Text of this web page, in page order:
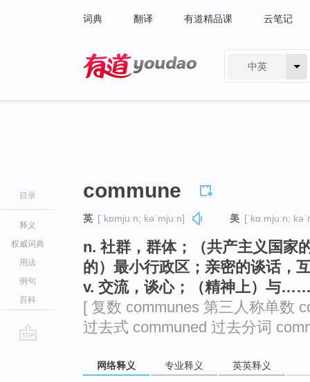
词典 翻译 有道精品课 云笔记
中英
目录
释义
权威词典
用法
例句
百科
commune
英 [ˈkɒmjuːn; kəˈmjuːn] 美 [ˈkɑːmjuːn;
n. 社群，群体；（共产主义国家
的）最小行政区；亲密的谈话，
v. 交流，谈心；（精神上）与
[ 复数 communes 第三人称单数
过去式 communed 过去分词
网络释义 专业释义 英英释义